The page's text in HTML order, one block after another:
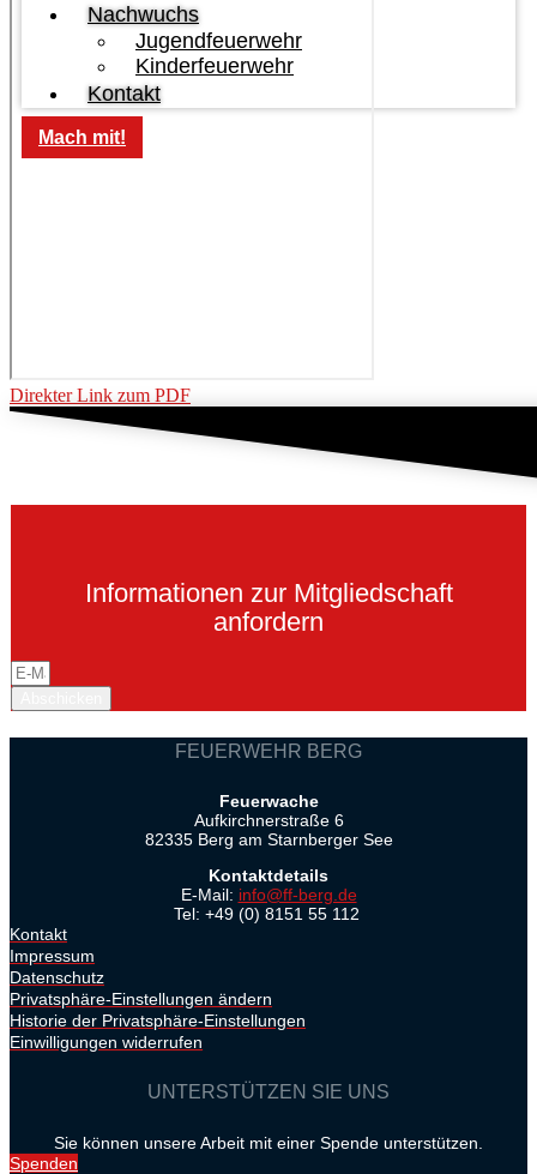
Nachwuchs
Jugendfeuerwehr
Kinderfeuerwehr
Kontakt
Mach mit!
Direkter Link zum PDF
Informationen zur Mitgliedschaft
anfordern
FEUERWEHR BERG
Feuerwache
Aufkirchnerstraße 6
82335 Berg am Starnberger See
Kontaktdetails
E-Mail: info@ff-berg.de
Tel: +49 (0) 8151 55 112
Kontakt
Impressum
Datenschutz
Privatsphäre-Einstellungen ändern
Historie der Privatsphäre-Einstellungen
Einwilligungen widerrufen
UNTERSTÜTZEN SIE UNS
Sie können unsere Arbeit mit einer Spende unterstützen.
Spenden